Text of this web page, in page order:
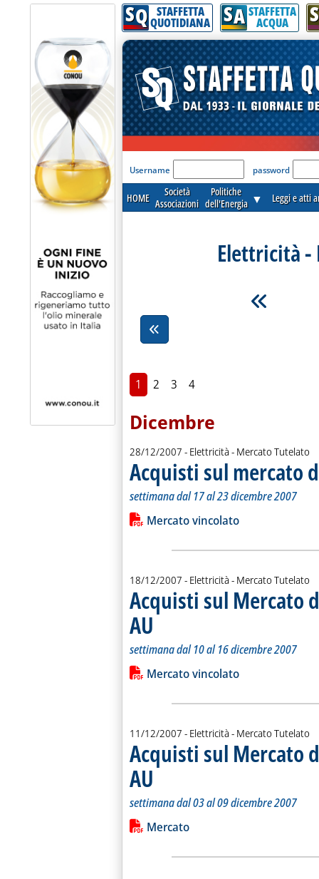
SQ STAFFETTA
QUOTIDIANA SA STAFFETTA
ACQUA S
'Modulo Login per
Username password
HOME
Società
Associazioni
Politiche
dell'Energia ▼ Leggi e atti
Elettricità -
1 2 3 4
Dicembre
28/12/2007 - Elettricità - Mercato Tutelato
Acquisti sul mercato
settimana dal 17 al 23 dicembre 2007
Leggi tutta la notizia: 'Acquisti sul
Lista allegati PDF alla notizia
Mercato vincolato
18/12/2007 - Elettricità - Mercato Tutelato
Acquisti sul Mercato
AU
. Sottotitolo: settimana dal 10 al 16 dicembre 2007
. Pubblicata martedì 18 dicembre 2007 alle 16.29.
settimana dal 10 al 16 dicembre 2007
Leggi tutta la notizia: 'Acquisti sul
Lista allegati PDF alla notizia
Mercato vincolato
11/12/2007 - Elettricità - Mercato Tutelato
Acquisti sul Mercato
AU . Sottotitolo: settimana dal 03 al 09 dicembre 2007
. Pubblicata martedì 11 dicembre 2007 alle 16.19.
settimana dal 03 al 09 dicembre 2007
Leggi tutta la notizia: 'Acquisti sul
Lista allegati PDF alla notizia
Mercato